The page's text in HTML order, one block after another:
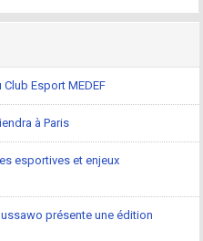
Esport MEDEF
à Paris
esportives et enjeux
présente une édition